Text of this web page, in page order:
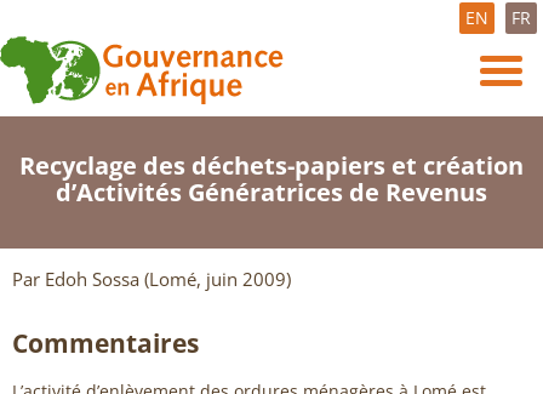
EN FR
Recyclage des déchets-papiers et création
d’Activités Génératrices de Revenus
Par Edoh Sossa (Lomé, juin 2009)
Commentaires